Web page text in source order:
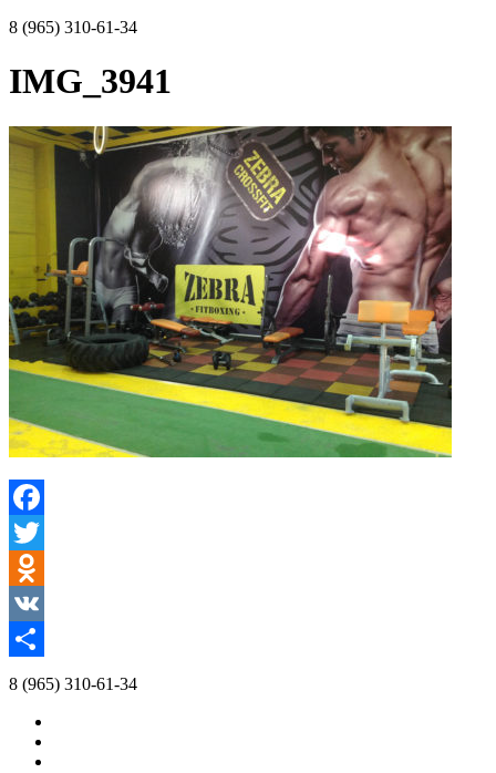
8 (965) 310-61-34
IMG_3941
Facebook
Twitter
Odnoklassniki
VK
Отправить
8 (965) 310-61-34